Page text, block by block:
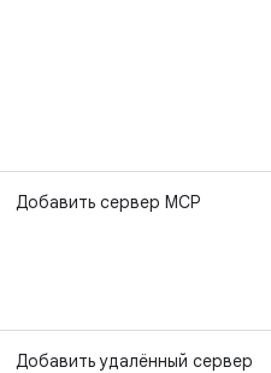
Добавить сервер MCP
Добавить удалённый сервер